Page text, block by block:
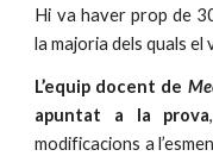
Hi va haver prop de
la majoria dels quals
L’equip docent de
apuntat a la prova
modificacions a